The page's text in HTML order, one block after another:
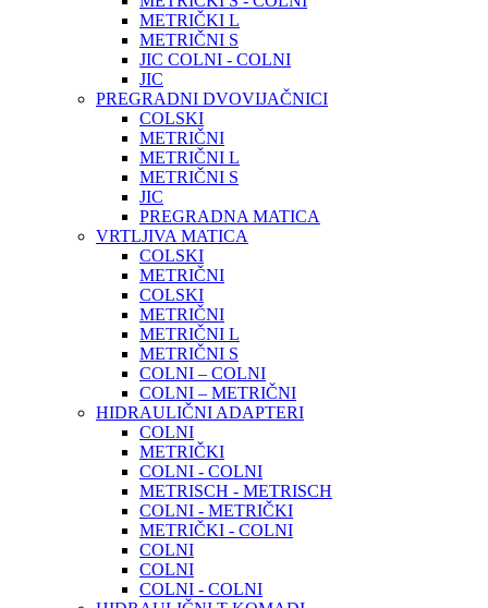
METRIČKI L
METRIČNI S
JIC COLNI - COLNI
JIC
PREGRADNI DVOVIJAČNICI
COLSKI
METRIČNI
METRIČNI L
METRIČNI S
JIC
PREGRADNA MATICA
VRTLJIVA MATICA
COLSKI
METRIČNI
COLSKI
METRIČNI
METRIČNI L
METRIČNI S
COLNI – COLNI
COLNI – METRIČNI
HIDRAULIČNI ADAPTERI
COLNI
METRIČKI
COLNI - COLNI
METRISCH - METRISCH
COLNI - METRIČKI
METRIČKI - COLNI
COLNI
COLNI
COLNI - COLNI